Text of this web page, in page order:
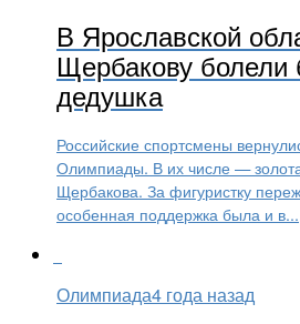
В Ярославской
Щербакову болели
дедушка
Российские спортсмены
Олимпиады. В их числе —
Щербакова. За фигуристку
особенная поддержка была и в...
Олимпиада4 года назад